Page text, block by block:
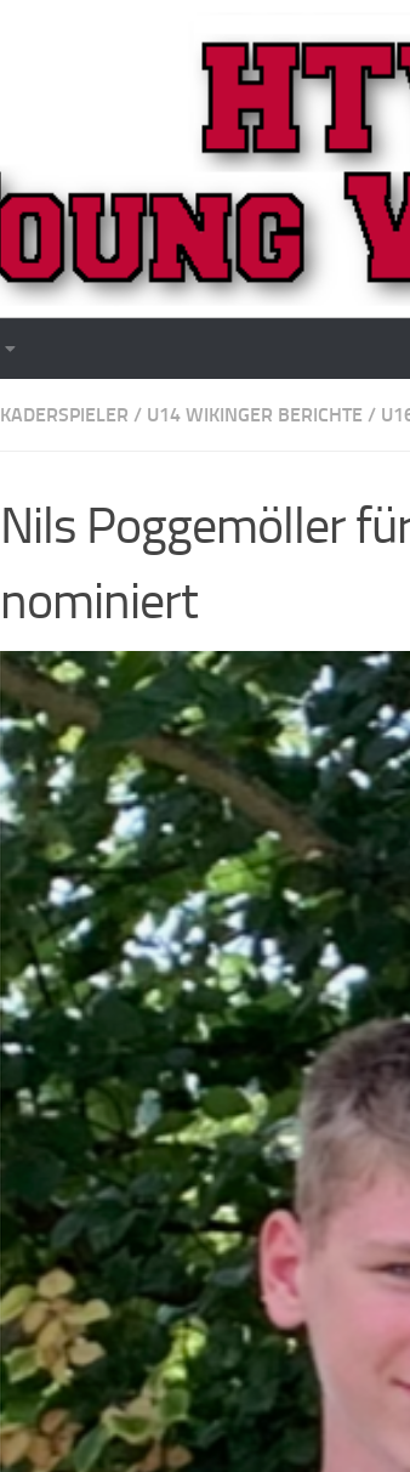
KADERSPIELER / U14 WIKINGER BERICHTE /
Nils Poggemöller
nominiert